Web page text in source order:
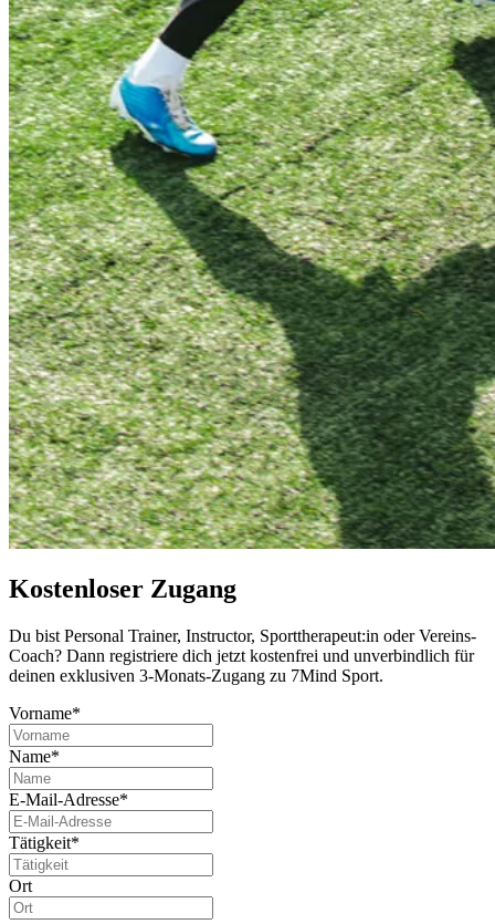
Kostenloser Zugang
Du bist Per­so­nal Trai­ner, Instruc­tor, Sport­the­ra­peut:in oder Ver­eins-
Coach? Dann regis­triere dich jetzt kos­ten­frei und unver­bind­lich für
deinen exklu­si­ven 3-Monats-Zugang zu 7Mind Sport.
Vorname*
Name*
E-Mail-Adresse*
Tätigkeit*
Ort